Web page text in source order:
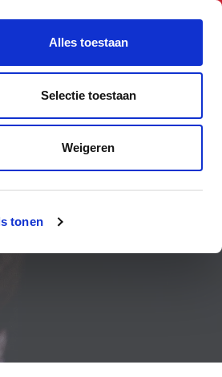
tonen
Alles toestaan
Selectie toestaan
Weigeren
Account Login
JE DEELNEMEN?